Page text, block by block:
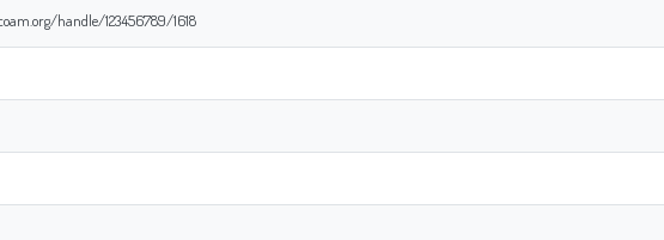
handle/123456789/1618